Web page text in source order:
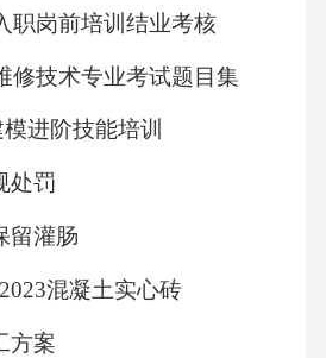
户识别与监督，不得遮挡
着深色防滑工作鞋，避免拖
择纯色无花纹款式，与鞋
服无污渍、无破损，注重
职岗前培训结业考核
修技术专业考试题目集
进阶技能培训
处罚
留灌肠
混凝土实心砖
方案